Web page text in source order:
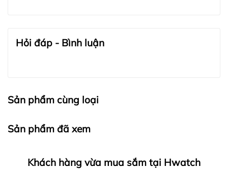
Hỏi đáp - Bình luận
Sản phẩm cùng loại
Sản phẩm đã xem
Khách hàng vừa mua sắm tại Hwatch